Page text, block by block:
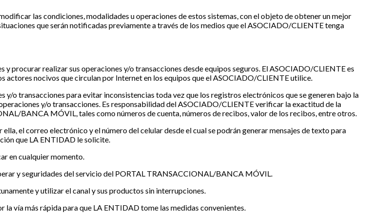
las condiciones, modalidades u operaciones de estos sistemas, con el objeto de obtener un mejor
que serán notificadas previamente a través de los medios que el ASOCIADO/CLIENTE tenga
procurar realizar sus operaciones y/o transacciones desde equipos seguros. El ASOCIADO/CLIENTE es
actores nocivos que circulan por Internet en los equipos que el ASOCIADO/CLIENTE utilice.
o transacciones para evitar inconsistencias toda vez que los registros electrónicos que se generen bajo la
y/o transacciones. Es responsabilidad del ASOCIADO/CLIENTE verificar la exactitud de la
BANCA MÓVIL, tales como números de cuenta, números de recibos, valor de los recibos, entre otros.
el correo electrónico y el número del celular desde el cual se podrán generar mensajes de texto para
que LA ENTIDAD le solicite.
en cualquier momento.
y seguridades del servicio del PORTAL TRANSACCIONAL/BANCA MÓVIL.
y utilizar el canal y sus productos sin interrupciones.
vía más rápida para que LA ENTIDAD tome las medidas convenientes.